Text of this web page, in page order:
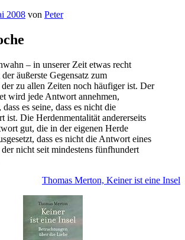
2008 von Peter
– in unserer Zeit etwas recht
äußerste Gegensatz zum
zu allen Zeiten noch häufiger ist. Der
wird jede Antwort annehmen,
dass es seine, dass es nicht die
ist. Die Herdenmentalität andererseits
gut, die in der eigenen Herde
dass es nicht die Antwort eines
nicht seit mindestens fünfhundert
Thomas Merton, Keiner ist eine Insel